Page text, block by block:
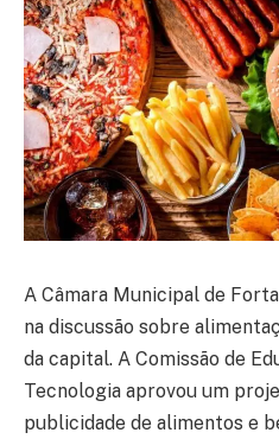
A Câmara Municipal de
na discussão sobre
da capital. A Comissão de
Tecnologia aprovou um
publicidade de alimentos e